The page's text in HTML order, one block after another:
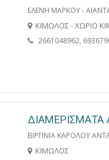
ΕΛΕΝΗ ΜΑΡΚΟΥ -
ΚΙΜΩΛΟΣ - ΧΩΡΙΟ
2661048962,
ΔΙΑΜΕΡΙΣΜΑΤΑ
ΒΙΡΓΙΝΙΑ ΚΑΡΟΛΟΥ
ΚΙΜΩΛΟΣ